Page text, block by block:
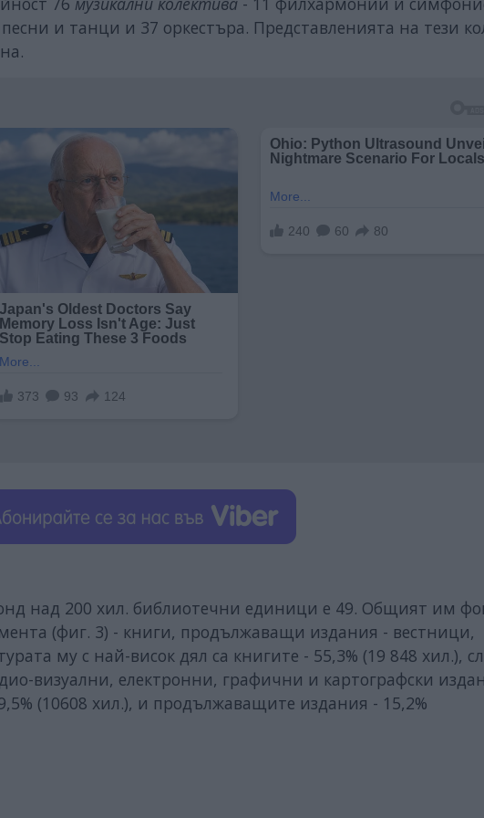
и танци и 37 оркестъра. Представленията на тези
над 200 хил. библиотечни единици е 49. Общият им
(фиг. 3) - книги, продължаващи издания - вестници,
му с най-висок дял са книгите - 55,3% (19 848 хил.),
визуални, електронни, графични и картографски
(10608 хил.), и продължаващите издания - 15,2%